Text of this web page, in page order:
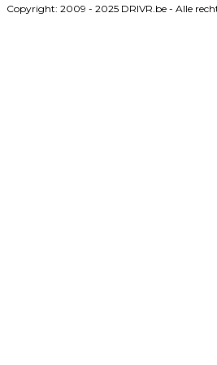
Copyright: 2009 - 2025 DRIVR.be - Alle